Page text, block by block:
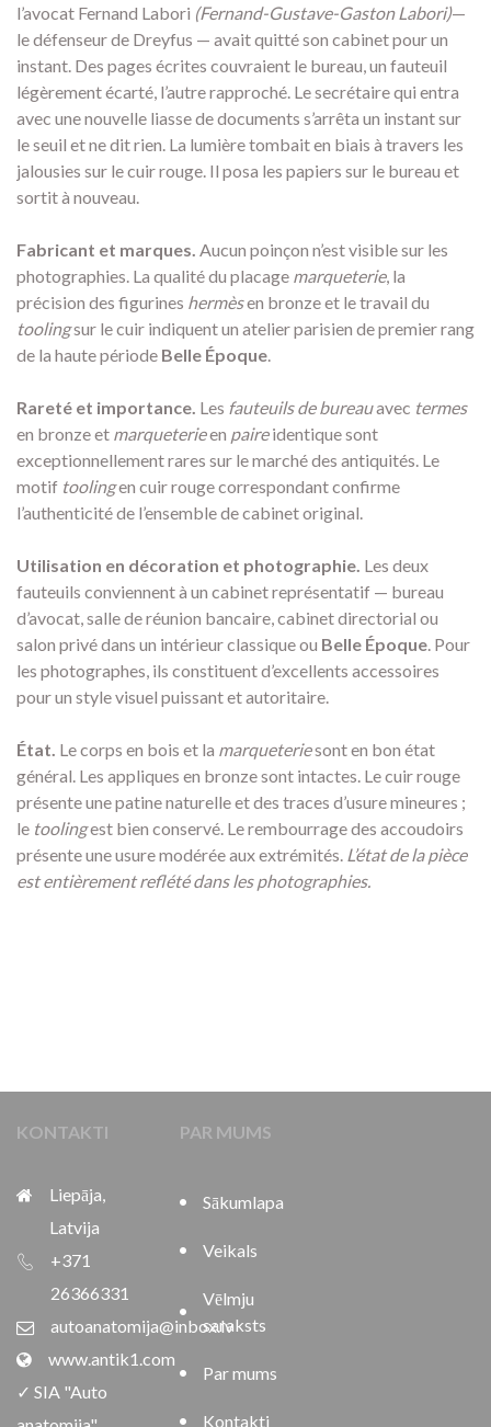
l’avocat Fernand Labori (Fernand-Gustave-Gaston Labori)—
le défenseur de Dreyfus — avait quitté son cabinet pour un
instant. Des pages écrites couvraient le bureau, un fauteuil
légèrement écarté, l’autre rapproché. Le secrétaire qui entra
avec une nouvelle liasse de documents s’arrêta un instant sur
le seuil et ne dit rien. La lumière tombait en biais à travers les
jalousies sur le cuir rouge. Il posa les papiers sur le bureau et
sortit à nouveau.
Fabricant et marques. Aucun poinçon n’est visible sur les
photographies. La qualité du placage marqueterie, la
précision des figurines hermèsen bronze et le travail du
toolingsur le cuir indiquent un atelier parisien de premier rang
de la haute période Belle Époque.
Rareté et importance. Les fauteuils de bureauavec termes
en bronze et marqueterieen paireidentique sont
exceptionnellement rares sur le marché des antiquités. Le
motif toolingen cuir rouge correspondant confirme
l’authenticité de l’ensemble de cabinet original.
Utilisation en décoration et photographie. Les deux
fauteuils conviennent à un cabinet représentatif — bureau
d’avocat, salle de réunion bancaire, cabinet directorial ou
salon privé dans un intérieur classique ou Belle Époque. Pour
les photographes, ils constituent d’excellents accessoires
pour un style visuel puissant et autoritaire.
État. Le corps en bois et la marqueteriesont en bon état
général. Les appliques en bronze sont intactes. Le cuir rouge
présente une patine naturelle et des traces d’usure mineures ;
le toolingest bien conservé. Le rembourrage des accoudoirs
présente une usure modérée aux extrémités. L’état de la pièce
est entièrement reflété dans les photographies.
KONTAKTI
Liepāja,
Latvija
+371
26366331
autoanatomija@inbox.lv
www.antik1.com
✓ SIA "Auto
PAR MUMS
Sākumlapa
Veikals
Vēlmju
saraksts
Par mums
Kontakti